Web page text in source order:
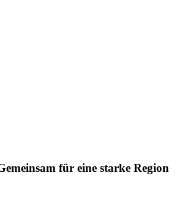
für eine starke Region